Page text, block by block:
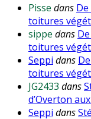
Pisse dans
toitures
sippe dans
toitures
Seppi dans
toitures
JG2433 dans
d’Overton
Seppi dans